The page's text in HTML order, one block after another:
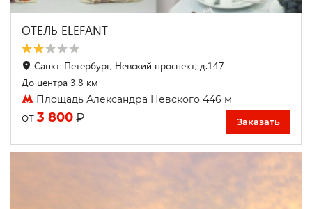
ОТЕЛЬ ELEFANT
Санкт-Петербург, Невский проспект, д.147
До центра 3.8 км
Площадь Александра Невского 446 м
от 3 800 ₽ Заказать